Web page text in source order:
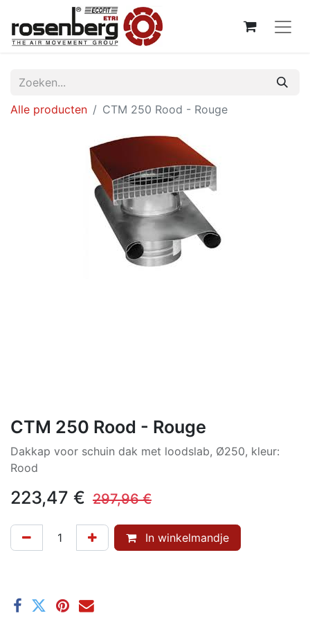
Alle producten CTM 250 Rood - Rouge
CTM 250 Rood - Rouge
Dakkap voor schuin dak met loodslab, Ø250, kleur:
Rood
223,47 € 297,96€
In winkelmandje